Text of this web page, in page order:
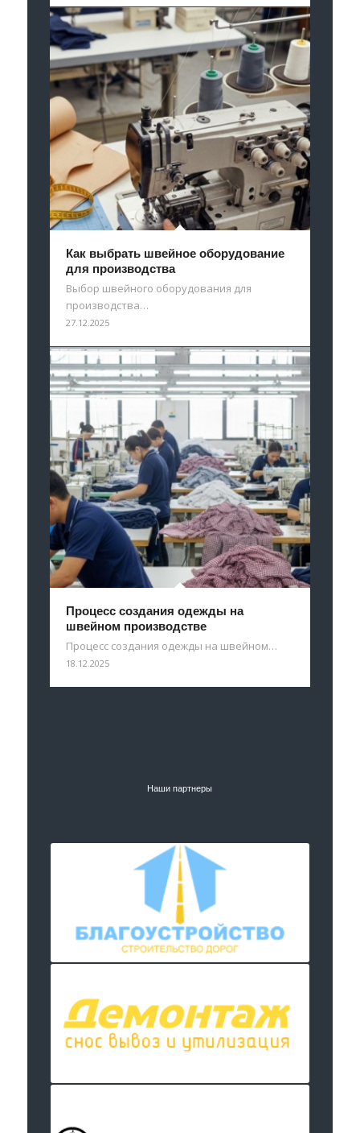
Как выбрать швейное оборудование
для производства
Выбор швейного оборудования для
производства…
27.12.2025
Процесс создания одежды на
швейном производстве
Процесс создания одежды на швейном…
18.12.2025
Наши партнеры